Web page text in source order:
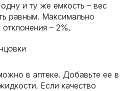
и ту же емкость – вес
равным. Максимально
– 2%.
в аптеке. Добавьте ее в
Если качество